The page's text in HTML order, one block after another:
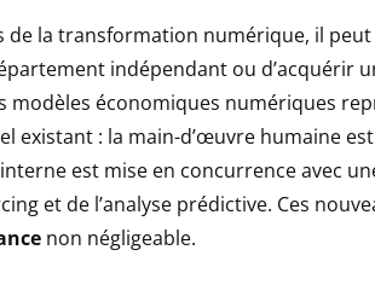
de la transformation numérique, il
indépendant ou d’acquérir
modèles économiques numériques
existant : la main-d’œuvre humaine
interne est mise en concurrence avec
et de l’analyse prédictive. Ces
non négligeable.